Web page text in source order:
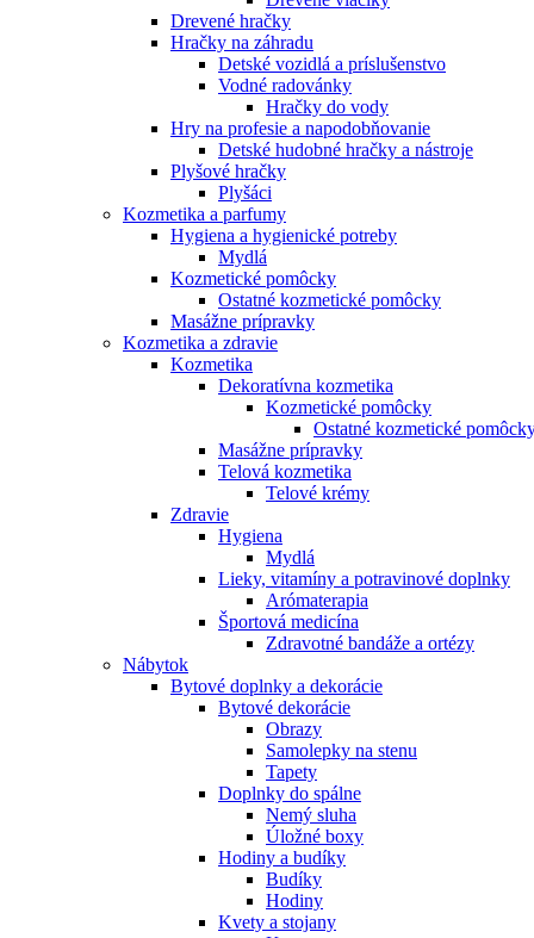
Drevené hračky
Hračky na záhradu
Detské vozidlá a príslušenstvo
Vodné radovánky
Hračky do vody
Hry na profesie a napodobňovanie
Detské hudobné hračky a nástroje
Plyšové hračky
Plyšáci
Kozmetika a parfumy
Hygiena a hygienické potreby
Mydlá
Kozmetické pomôcky
Ostatné kozmetické pomôcky
Masážne prípravky
Kozmetika a zdravie
Kozmetika
Dekoratívna kozmetika
Kozmetické pomôcky
Ostatné kozmetické
Masážne prípravky
Telová kozmetika
Telové krémy
Zdravie
Hygiena
Mydlá
Lieky, vitamíny a potravinové doplnky
Arómaterapia
Športová medicína
Zdravotné bandáže a ortézy
Nábytok
Bytové doplnky a dekorácie
Bytové dekorácie
Obrazy
Samolepky na stenu
Tapety
Doplnky do spálne
Nemý sluha
Úložné boxy
Hodiny a budíky
Budíky
Hodiny
Kvety a stojany